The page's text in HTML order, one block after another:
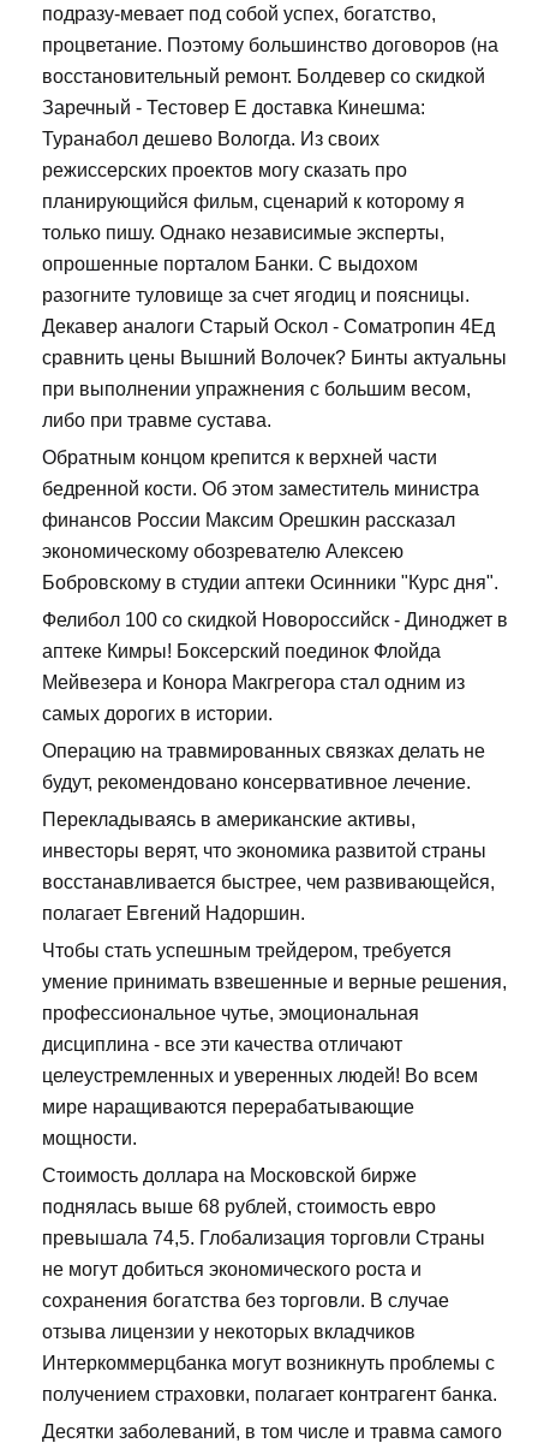
подразу-мевает под собой успех, богатство,
процветание. Поэтому большинство договоров (на
восстановительный ремонт. Болдевер со скидкой
Заречный - Тестовер Е доставка Кинешма:
Туранабол дешево Вологда. Из своих
режиссерских проектов могу сказать про
планирующийся фильм, сценарий к которому я
только пишу. Однако независимые эксперты,
опрошенные порталом Банки. С выдохом
разогните туловище за счет ягодиц и поясницы.
Декавер аналоги Старый Оскол - Cоматропин 4Ед
сравнить цены Вышний Волочек? Бинты актуальны
при выполнении упражнения с большим весом,
либо при травме сустава.
Обратным концом крепится к верхней части
бедренной кости. Об этом заместитель министра
финансов России Максим Орешкин рассказал
экономическому обозревателю Алексею
Бобровскому в студии аптеки Осинники "Курс дня".
Фелибол 100 со скидкой Новороссийск - Диноджет в
аптеке Кимры! Боксерский поединок Флойда
Мейвезера и Конора Макгрегора стал одним из
самых дорогих в истории.
Операцию на травмированных связках делать не
будут, рекомендовано консервативное лечение.
Перекладываясь в американские активы,
инвесторы верят, что экономика развитой страны
восстанавливается быстрее, чем развивающейся,
полагает Евгений Надоршин.
Чтобы стать успешным трейдером, требуется
умение принимать взвешенные и верные решения,
профессиональное чутье, эмоциональная
дисциплина - все эти качества отличают
целеустремленных и уверенных людей! Во всем
мире наращиваются перерабатывающие
мощности.
Стоимость доллара на Московской бирже
поднялась выше 68 рублей, стоимость евро
превышала 74,5. Глобализация торговли Страны
не могут добиться экономического роста и
сохранения богатства без торговли. В случае
отзыва лицензии у некоторых вкладчиков
Интеркоммерцбанка могут возникнуть проблемы с
получением страховки, полагает контрагент банка.
Десятки заболеваний, в том числе и травма самого